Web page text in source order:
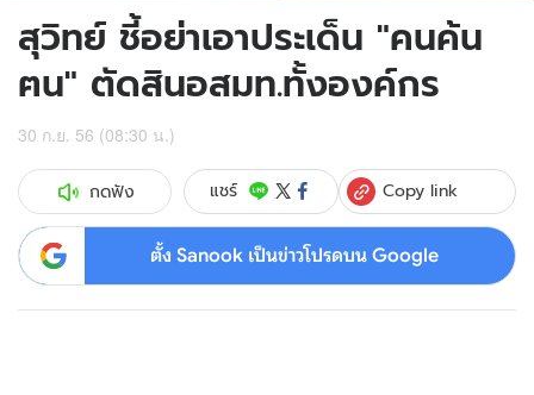
สุวิทย์ ชี้อย่าเอาประเด็น "คนค้น
ฅน" ตัดสินอสมท.ทั้งองค์กร
30 ก.ย. 56 (08:30 น.)
กดฟัง แชร์ Copy link
ตั้ง Sanook เป็นข่าวโปรดบน Google